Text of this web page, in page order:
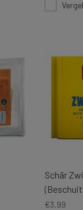
Schär
€3,99